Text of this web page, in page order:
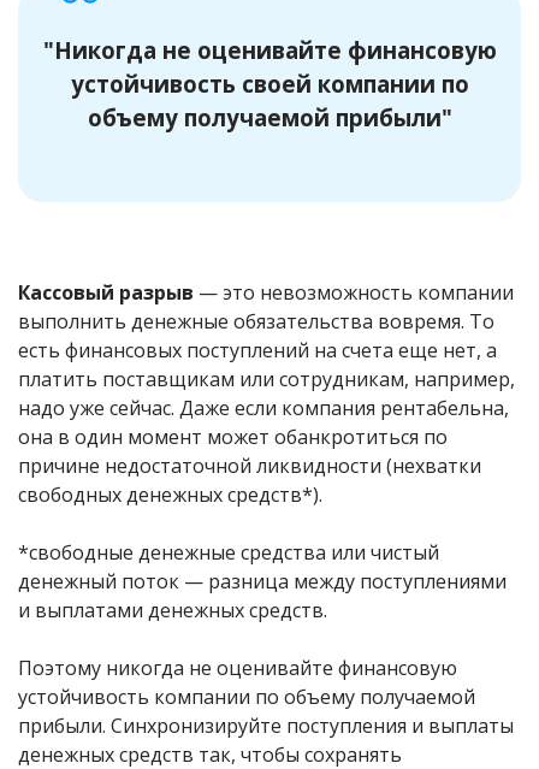
"Никогда не оценивайте финансовую
устойчивость своей компании по
объему получаемой прибыли"
Кассовый разрыв — это невозможность компании
выполнить денежные обязательства вовремя. То
есть финансовых поступлений на счета еще нет, а
платить поставщикам или сотрудникам, например,
надо уже сейчас. Даже если компания рентабельна,
она в один момент может обанкротиться по
причине недостаточной ликвидности (нехватки
свободных денежных средств*).
*свободные денежные средства или чистый
денежный поток — разница между поступлениями
и выплатами денежных средств.
Поэтому никогда не оценивайте финансовую
устойчивость компании по объему получаемой
прибыли. Синхронизируйте поступления и выплаты
денежных средств так, чтобы сохранять